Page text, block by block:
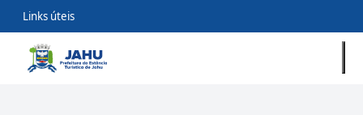
Links úteis